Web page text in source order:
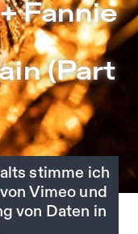
the Slain (Part
Fannie
(Part
stimme ich
von Vimeo und
von Daten in